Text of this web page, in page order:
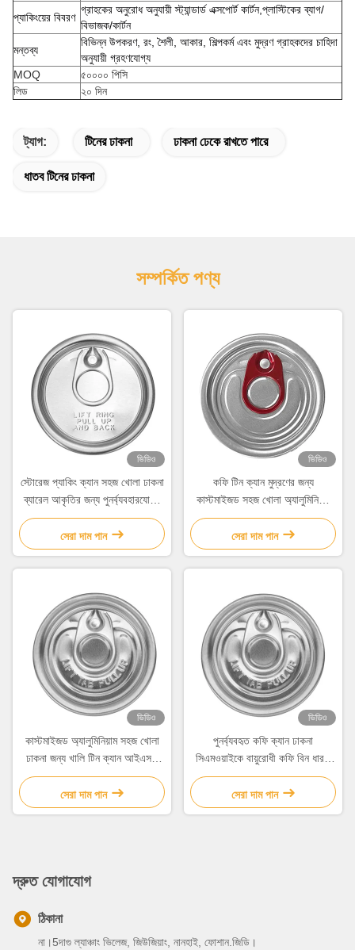
প্যাকিংয়ের বিবরণ
গ্রাহকের অনুরোধ অনুযায়ী স্ট্যান্ডার্ড এক্সপোর্ট কার্টন,প্লাস্টিকের ব্যাগ/
বিভাজক/কার্টন
মন্তব্য
বিভিন্ন উপকরণ, রং, শৈলী, আকার, শিল্পকর্ম এবং মুদ্রণ গ্রাহকদের চাহিদা
অনুযায়ী গ্রহণযোগ্য
MOQ
৫০০০০ পিসি
লিড
২০ দিন
ট্যাগ: টিনের ঢাকনা ঢাকনা ঢেকে রাখতে পারে
ধাতব টিনের ঢাকনা
সম্পর্কিত পণ্য
ভিডিও
স্টোরেজ প্যাকিং ক্যান সহজ খোলা ঢাকনা
ব্যারেল আকৃতির জন্য পুনর্ব্যবহারযোগ্য
কফি টিন ক্যান
সেরা দাম পান
ভিডিও
কফি টিন ক্যান মুদ্রণের জন্য
কাস্টমাইজড সহজ খোলা অ্যালুমিনিয়াম
ক্যান ঢাকনা
সেরা দাম পান
ভিডিও
কাস্টমাইজড অ্যালুমিনিয়াম সহজ খোলা
ঢাকনা জন্য খালি টিন ক্যান আইএসও
সার্টিফিকেশন,
সেরা দাম পান
ভিডিও
পুনর্ব্যবহৃত কফি ক্যান ঢাকনা
সিএমওয়াইকে বায়ুরোধী কফি বিন ধারক
ওডিএম ওএম
সেরা দাম পান
দ্রুত যোগাযোগ
ঠিকানা
না।5দাগু ল্যাঞ্চাং ভিলেজ, জিউজিয়াং, নানহাই, ফোশান.জিডি।